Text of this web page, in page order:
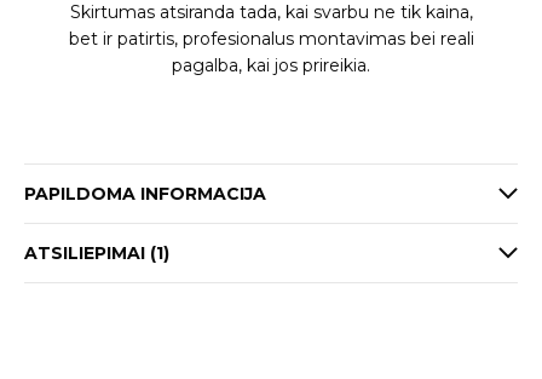
Skirtumas atsiranda tada, kai svarbu ne tik kaina,
bet ir patirtis, profesionalus montavimas bei reali
pagalba, kai jos prireikia.
PAPILDOMA INFORMACIJA
ATSILIEPIMAI (1)